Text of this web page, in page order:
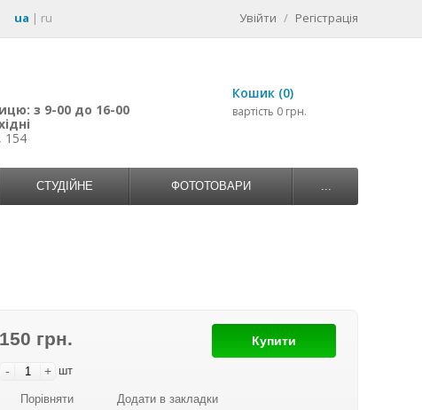
ua | ru Увійти / Регістрація
з 9-00 до 16-00
154
Кошик (0)
вартість 0 грн.
СТУДІЙНЕ ФОТОТОВАРИ ...
150 грн.
- + шт
Купити
Порівняти Додати в закладки